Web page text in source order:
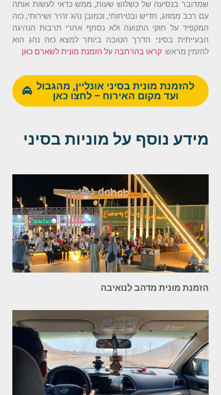
שמדובר בנסיעה של כשלוש שעות, ממש כדאי לעשות אותה
עם רכב ממוזג, חדיש ובטיחותי, וכמובן נהג זהיר ושירותי, כזה
המקפיד על חוקי התנועה ולא נסחף אחרי תרבות הנהיגה
הבעייתית בסיני. הדרך הטובה ביותר למצא כזה נהג הוא
להזמין מראש. קראו בהרחבה על הזמנת מונית לשארם כאן.
להזמנת מונית בסיני אונליין, מהגבול
ועד מקום האירוח – לחצו כאן
מידע נוסף על מוניות בסיני
הזמנת מונית מדהב לנואיבה